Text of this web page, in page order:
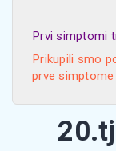
Prvi simptomi
Prikupili smo
prve